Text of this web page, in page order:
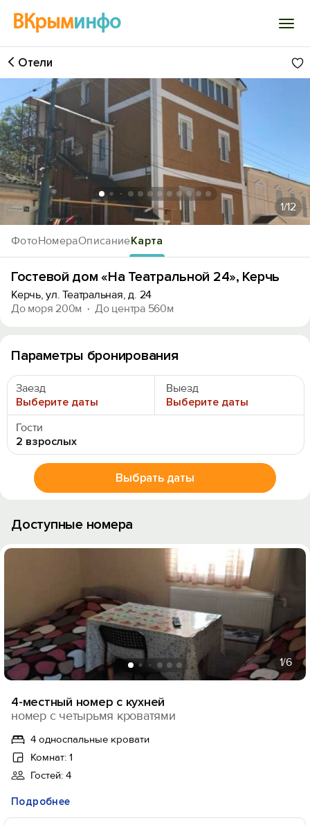
ВКрыминфо
Войти
Избранное
История просмотра
Добавить свой объект
ФотоНомераОписаниеКарта
Отели
1/12
Гостевой дом «На Театральной 24», Керчь
Керчь, ул. Театральная, д. 24
До моря 200м
До центра 560м
Параметры бронирования
Заезд
Выберите даты
Выезд
Выберите даты
Гости
2 взрослых
Выбрать даты
Доступные номера
1/6
4-местный номер с кухней
номер с четырьмя кроватями
4 односпальные кровати
Комнат: 1
Гостей: 4
Подробнее